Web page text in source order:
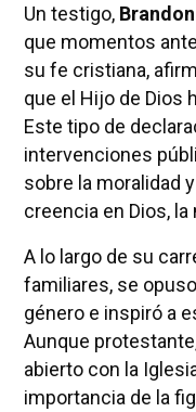
Un testigo,
que momentos
su fe cristiana,
que el Hijo de Dios
Este tipo de
intervenciones
sobre la moralidad
creencia en Dios,
A lo largo de su
familiares, se
género e inspiró a
Aunque
abierto con la
importancia de la